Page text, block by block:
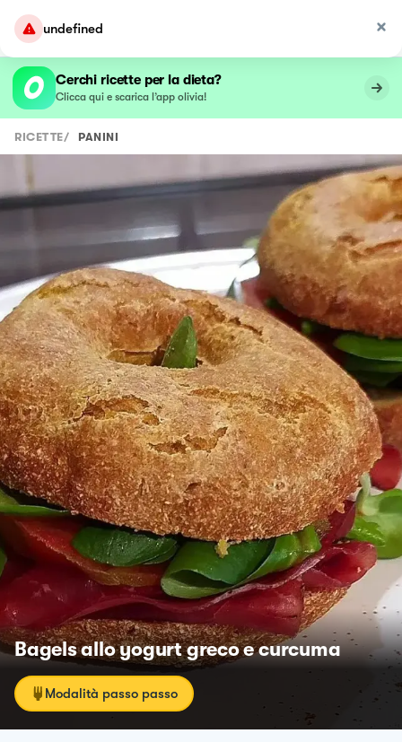
undefined
Cerchi ricette per la dieta?
Clicca qui e scarica l’app olivia!
RICETTE/ PANINI
Bagels allo yogurt greco e curcuma
Modalità passo passo